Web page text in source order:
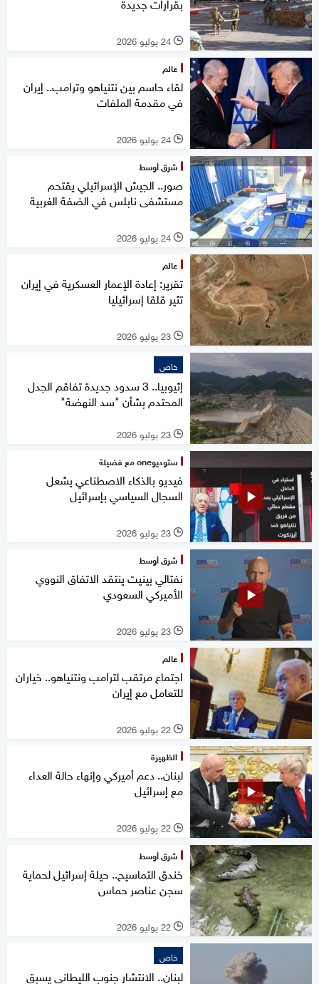
l 24 يوليو 2026
عالم
لقاء حاسم بين نتنياهو وترامب.. إيران
في مقدمة الملفات
l 24 يوليو 2026
شرق أوسط
صور.. الجيش الإسرائيلي يقتحم
مستشفى نابلس في الضفة الغربية
l 24 يوليو 2026
عالم
تقرير: إعادة الإعمار العسكرية في إيران
تثير قلقا إسرائيليا
l 23 يوليو 2026
خاص
إثيوبيا.. 3 سدود جديدة تفاقم الجدل
المحتدم بشأن "سد النهضة"
l 23 يوليو 2026
ستوديوone مع فضيلة
فيديو بالذكاء الاصطناعي يشعل
السجال السياسي بإسرائيل
l 23 يوليو 2026
شرق أوسط
نفتالي بينيت ينتقد الاتفاق النووي
الأميركي السعودي
l 23 يوليو 2026
عالم
اجتماع مرتقب لترامب ونتنياهو.. خياران
للتعامل مع إيران
l 22 يوليو 2026
الظهيرة
لبنان.. دعم أميركي وإنهاء حالة العداء
مع إسرائيل
l 22 يوليو 2026
شرق أوسط
خندق التماسيح.. حيلة إسرائيل لحماية
سجن عناصر حماس
l 22 يوليو 2026
خاص
لبنان.. الانتشار جنوب الليطاني يسبق